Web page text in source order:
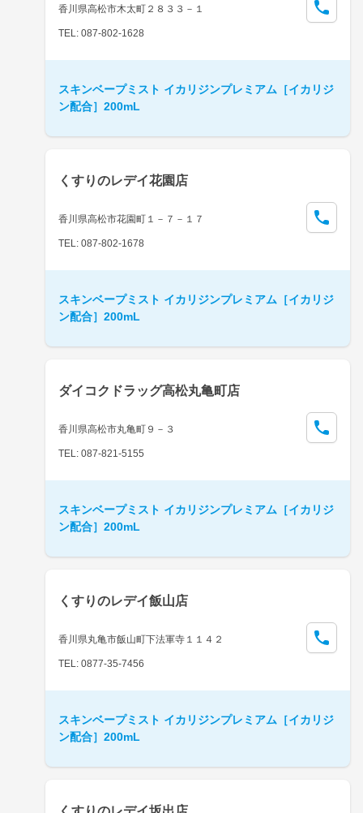
香川県高松市木太町２８３３－１
TEL: 087-802-1628
スキンベープミスト イカリジンプレミアム［イカリジ
ン配合］200mL
くすりのレデイ花園店
香川県高松市花園町１－７－１７
TEL: 087-802-1678
スキンベープミスト イカリジンプレミアム［イカリジ
ン配合］200mL
ダイコクドラッグ高松丸亀町店
香川県高松市丸亀町９－３
TEL: 087-821-5155
スキンベープミスト イカリジンプレミアム［イカリジ
ン配合］200mL
くすりのレデイ飯山店
香川県丸亀市飯山町下法軍寺１１４２
TEL: 0877-35-7456
スキンベープミスト イカリジンプレミアム［イカリジ
ン配合］200mL